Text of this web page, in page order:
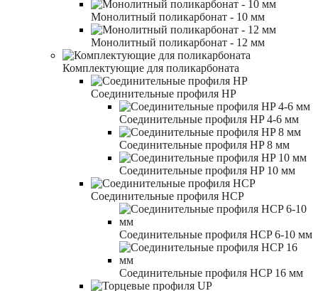
Монолитный поликарбонат - 10 мм
Монолитный поликарбонат - 12 мм
Комплектующие для поликарбоната
Соединительные профиля HP
Соединительные профиля HP 4-6 мм
Соединительные профиля HP 8 мм
Соединительные профиля HP 10 мм
Соединительные профиля HCP
Соединительные профиля HCP 6-10 мм
Соединительные профиля HCP 16 мм